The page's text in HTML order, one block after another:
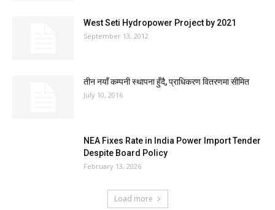
West Seti Hydropower Project by 2021
September 13, 2012
तीन नयाँ कम्पनी स्थापना हुँदै, प्राधिकरण वितरणमा सीमित
July 10, 2016
NEA Fixes Rate in India Power Import Tender
Despite Board Policy
February 13, 2026
Load more